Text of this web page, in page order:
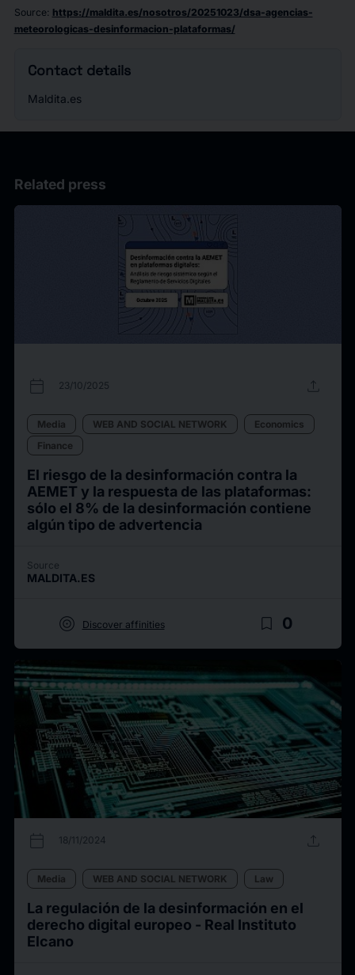
Source: https://maldita.es/nosotros/20251023/dsa-agencias-
meteorologicas-desinformacion-plataformas/
Contact details
Maldita.es
Related press
calendar_today 23/10/2025 upload
Media WEB AND SOCIAL NETWORK
Economics
Finance
El riesgo de la desinformación contra la
AEMET y la respuesta de las plataformas:
sólo el 8% de la desinformación contiene
algún tipo de advertencia
Source
MALDITA.ES
target Discover affinities bookmark_border 0
calendar_today 18/11/2024 upload
Media WEB AND SOCIAL NETWORK Law
La regulación de la desinformación en el
derecho digital europeo - Real Instituto
Elcano